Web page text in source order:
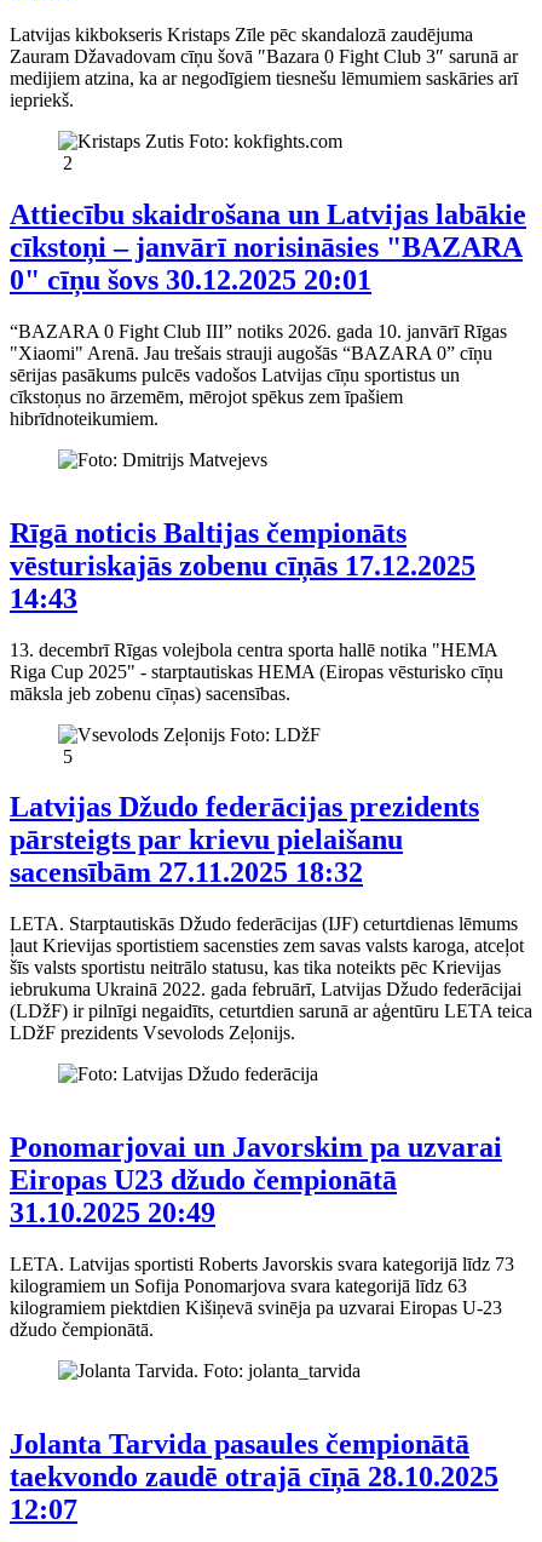
Latvijas kikbokseris Kristaps Zīle pēc skandalozā zaudējuma
Zauram Džavadovam cīņu šovā ″Bazara 0 Fight Club 3″ sarunā ar
medijiem atzina, ka ar negodīgiem tiesnešu lēmumiem saskāries arī
iepriekš.
2
Attiecību skaidrošana un Latvijas labākie
cīkstoņi – janvārī norisināsies "BAZARA
0" cīņu šovs 30.12.2025 20:01
“BAZARA 0 Fight Club III” notiks 2026. gada 10. janvārī Rīgas
"Xiaomi" Arenā. Jau trešais strauji augošās “BAZARA 0” cīņu
sērijas pasākums pulcēs vadošos Latvijas cīņu sportistus un
cīkstoņus no ārzemēm, mērojot spēkus zem īpašiem
hibrīdnoteikumiem.
Rīgā noticis Baltijas čempionāts
vēsturiskajās zobenu cīņās 17.12.2025
14:43
13. decembrī Rīgas volejbola centra sporta hallē notika "HEMA
Riga Cup 2025" - starptautiskas HEMA (Eiropas vēsturisko cīņu
māksla jeb zobenu cīņas) sacensības.
5
Latvijas Džudo federācijas prezidents
pārsteigts par krievu pielaišanu
sacensībām 27.11.2025 18:32
LETA. Starptautiskās Džudo federācijas (IJF) ceturtdienas lēmums
ļaut Krievijas sportistiem sacensties zem savas valsts karoga, atceļot
šīs valsts sportistu neitrālo statusu, kas tika noteikts pēc Krievijas
iebrukuma Ukrainā 2022. gada februārī, Latvijas Džudo federācijai
(LDžF) ir pilnīgi negaidīts, ceturtdien sarunā ar aģentūru LETA teica
LDžF prezidents Vsevolods Zeļonijs.
Ponomarjovai un Javorskim pa uzvarai
Eiropas U23 džudo čempionātā
31.10.2025 20:49
LETA. Latvijas sportisti Roberts Javorskis svara kategorijā līdz 73
kilogramiem un Sofija Ponomarjova svara kategorijā līdz 63
kilogramiem piektdien Kišiņevā svinēja pa uzvarai Eiropas U-23
džudo čempionātā.
Jolanta Tarvida pasaules čempionātā
taekvondo zaudē otrajā cīņā 28.10.2025
12:07